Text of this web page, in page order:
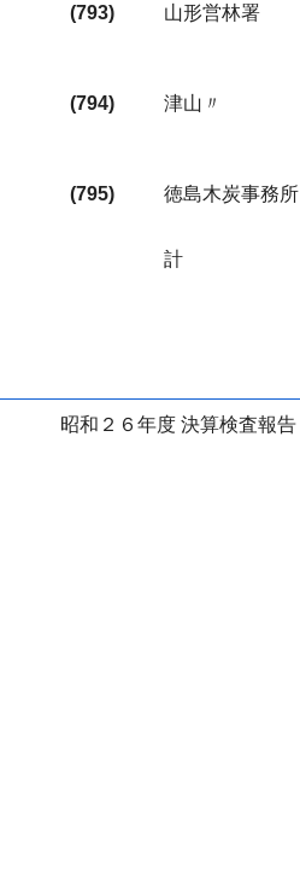
(793) 山形営林署
(794) 津山〃
(795) 徳島木炭事務所
計
昭和２６年度 決算検査報告